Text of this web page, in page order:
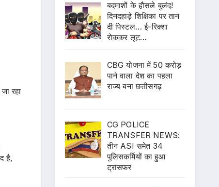
रहा
है,
बदमाशों के हौसले बुलंद!
दिनदहाड़े शिक्षिका पर तान
दी पिस्टल… ई-रिक्शा
रोककर लूट…
CBG योजना में 50 करोड़
पाने वाला देश का पहला
राज्य बना छत्तीसगढ़
CG POLICE
TRANSFER NEWS:
तीन ASI समेत 34
पुलिसकर्मियों का हुआ
ट्रांसफर